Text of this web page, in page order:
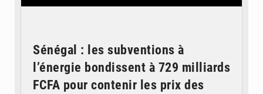
Sénégal : les subventions à
l’énergie bondissent à 729 milliards
FCFA pour contenir les prix des